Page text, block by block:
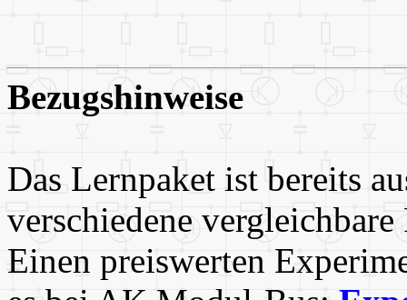
Bezugshinweise
Das Lernpaket ist bereits
verschiedene
Einen preiswerten